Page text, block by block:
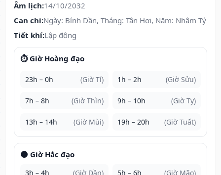
Âm lịch:14/10/2032
Can chi:Ngày: Bính Dần, Tháng: Tân Hợi, Năm: Nhâm Tý
Tiết khí:Lập đông
⏱️ Giờ Hoàng đạo
23h – 0h (Giờ Tí) 1h – 2h (Giờ Sửu)
7h – 8h (Giờ Thìn) 9h – 10h (Giờ Tỵ)
13h – 14h (Giờ Mùi) 19h – 20h (Giờ Tuất)
🌑 Giờ Hắc đạo
3h – 4h (Giờ Dần) 5h – 6h (Giờ Mão)